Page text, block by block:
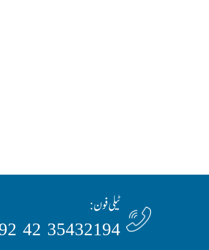
ٹیلی فون:
35432194 42 92+